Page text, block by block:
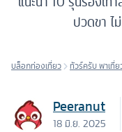
ปวดขา ไ
บล็อกท่องเที่ยว ทัวร์ครับ พาเที่ย
Peeranut
18 มิ.ย. 2025